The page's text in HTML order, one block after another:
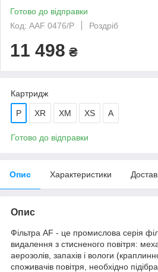
Готово до відправки
Код: AAF 0476/P
Роздріб
11 498 ₴
Картридж
P XR XM XS A
Готово до відправки
Опис Характеристики
Опис
Фільтра AF - це промислова серія
видалення з стисненого повітря:
аерозолів, запахів і вологи
споживачів повітря, необхідно